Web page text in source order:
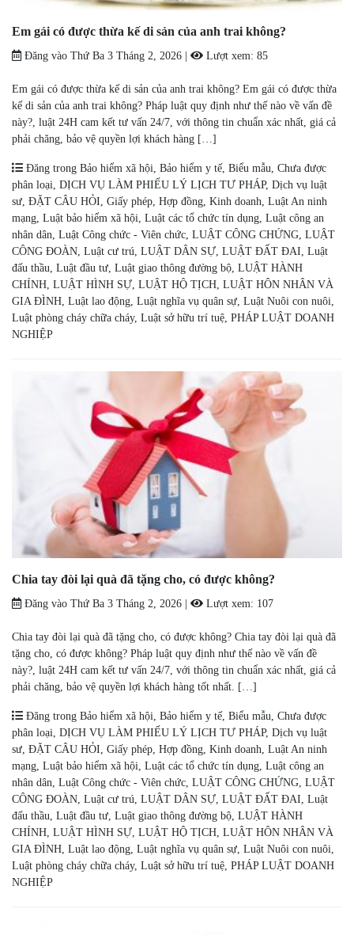
Em gái có được thừa kế di sản của anh trai không?
Đăng vào Thứ Ba 3 Tháng 2, 2026 Lượt xem: 85
Em gái có được thừa kế di sản của anh trai không? Em gái có được thừa
kế di sản của anh trai không? Pháp luật quy định như thế nào về vấn đề
này?, luật 24H cam kết tư vấn 24/7, với thông tin chuẩn xác nhất, giá cả
phải chăng, bảo vệ quyền lợi khách hàng […]
Đăng trong Bảo hiểm xã hội, Bảo hiểm y tế, Biểu mẫu, Chưa được
phân loại, DỊCH VỤ LÀM PHIẾU LÝ LỊCH TƯ PHÁP, Dịch vụ luật
sư, ĐẶT CÂU HỎI, Giấy phép, Hợp đồng, Kinh doanh, Luật An ninh
mạng, Luật bảo hiểm xã hội, Luật các tổ chức tín dụng, Luật công an
nhân dân, Luật Công chức - Viên chức, LUẬT CÔNG CHỨNG, LUẬT
CÔNG ĐOÀN, Luật cư trú, LUẬT DÂN SỰ, LUẬT ĐẤT ĐAI, Luật
đấu thầu, Luật đầu tư, Luật giao thông đường bộ, LUẬT HÀNH
CHÍNH, LUẬT HÌNH SỰ, LUẬT HỘ TỊCH, LUẬT HÔN NHÂN VÀ
GIA ĐÌNH, Luật lao động, Luật nghĩa vụ quân sự, Luật Nuôi con nuôi,
Luật phòng cháy chữa cháy, Luật sở hữu trí tuệ, PHÁP LUẬT DOANH
NGHIỆP
Chia tay đòi lại quà đã tặng cho, có được không?
Đăng vào Thứ Ba 3 Tháng 2, 2026 | Lượt xem: 107
Chia tay đòi lại quà đã tặng cho, có được không? Chia tay đòi lại quà đã
tặng cho, có được không? Pháp luật quy định như thế nào về vấn đề
này?, luật 24H cam kết tư vấn 24/7, với thông tin chuẩn xác nhất, giá cả
phải chăng, bảo vệ quyền lợi khách hàng tốt nhất. […]
Đăng trong Bảo hiểm xã hội Bảo hiểm y tế, Biểu mẫu Chưa được
phân loại DỊCH VỤ LÀM PHIẾU LÝ LỊCH TƯ PHÁP, Dịch vụ luật
sư ĐẶT CÂU HỎI Giấy phép Hợp đồng Kinh doanh Luật An ninh
mạng Luật bảo hiểm xã hội Luật các tổ chức tín dụng Luật công an
nhân dân Luật Công chức - Viên chức LUẬT CÔNG CHỨNG LUẬT
CÔNG ĐOÀN Luật cư trú LUẬT DÂN SỰ LUẬT ĐẤT ĐAI Luật
đấu thầu Luật đầu tư Luật giao thông đường bộ LUẬT HÀNH
CHÍNH LUẬT HÌNH SỰ LUẬT HỘ TỊCH LUẬT HÔN NHÂN VÀ
GIA ĐÌNH Luật lao động Luật nghĩa vụ quân sự Luật Nuôi con nuôi
Luật phòng cháy chữa cháy, Luật sở hữu trí tuệ PHÁP LUẬT DOANH
NGHIỆP